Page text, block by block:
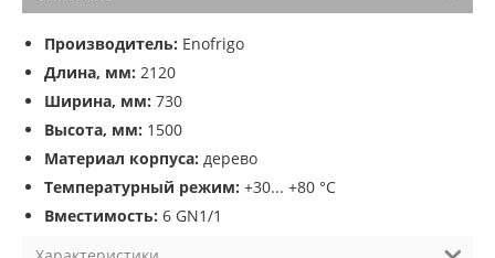
Производитель: Enofrigo
Длина, мм: 2120
Ширина, мм: 730
Высота, мм: 1500
Материал корпуса: дерево
Температурный режим: +30... +80 °C
Вместимость: 6 GN1/1